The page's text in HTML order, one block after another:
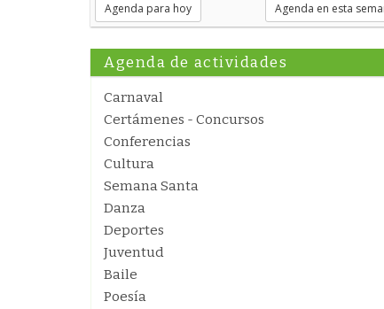
Agenda para hoy Agenda en esta
Agenda de actividades
Carnaval
Certámenes - Concursos
Conferencias
Cultura
Semana Santa
Danza
Deportes
Juventud
Baile
Poesía